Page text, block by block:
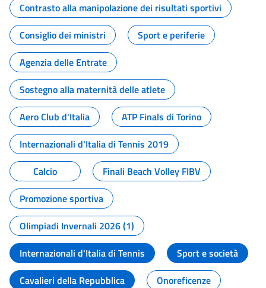
Contrasto alla manipolazione dei risultati sportivi
Consiglio dei ministri
Sport e periferie
Agenzia delle Entrate
Sostegno alla maternità delle atlete
Aero Club d'Italia
ATP Finals di Torino
Internazionali d'Italia di Tennis 2019
Calcio
Finali Beach Volley FIBV
Promozione sportiva
Olimpiadi Invernali 2026 (1)
Internazionali d'Italia di Tennis
Sport e società
Cavalieri della Repubblica
Onoreficenze